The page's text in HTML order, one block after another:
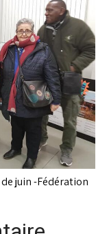
juin -Fédération